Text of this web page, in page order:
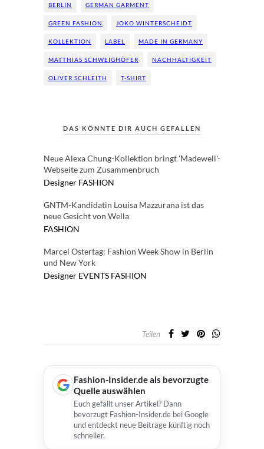
BERLIN GERMAN GARMENT
GREEN FASHION JOKO WINTERSCHEIDT
KOLLEKTION LABEL MADE IN GERMANY
MATTHIAS SCHWEIGHÖFER NACHHALTIGKEIT
OLIVER SCHLEITH T-SHIRT
DAS KÖNNTE DIR AUCH GEFALLEN
Neue Alexa Chung-Kollektion bringt 'Madewell'-
Webseite zum Zusammenbruch
Designer FASHION
GNTM-Kandidatin Louisa Mazzurana ist das
neue Gesicht von Wella
FASHION
Marcel Ostertag: Fashion Week Show in Berlin
und New York
Designer EVENTS FASHION
Teilen
Fashion-Insider.de als bevorzugte
Quelle auswählen
Euch gefällt unser Artikel? Dann
bevorzugt Fashion-Insider.de bei Google
und entdeckt neue Beiträge künftig noch
schneller.